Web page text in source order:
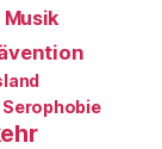
Musik
Serophobie